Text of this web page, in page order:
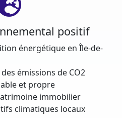
positif
énergétique en Île-de-
émissions de CO2
et propre
immobilier
climatiques locaux